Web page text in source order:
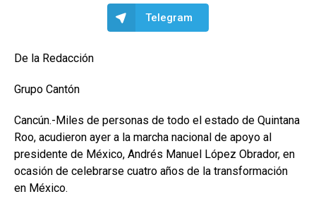
Telegram
De la Redacción
Grupo Cantón
Cancún.-Miles de personas de todo el estado de Quintana
Roo, acudieron ayer a la marcha nacional de apoyo al
presidente de México, Andrés Manuel López Obrador, en
ocasión de celebrarse cuatro años de la transformación
en México.